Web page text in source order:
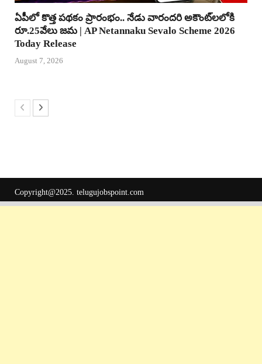
ఏపీలో కొత్త పథకం ప్రారంభం.. నేడు వారందరి అకౌంట్‌లలోకి
రూ.25వేలు జమ | AP Netannaku Sevalo Scheme 2026
Today Release
August 7, 2026
Copyright@2025. telugujobspoint.com